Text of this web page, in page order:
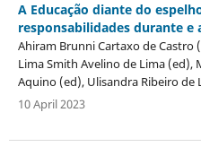
A Educação diante do
responsabilidades durante e
Ahiram Brunni Cartaxo de Castro
Lima Smith Avelino de Lima (ed),
Aquino (ed), Ulisandra Ribeiro de
10 April 2023